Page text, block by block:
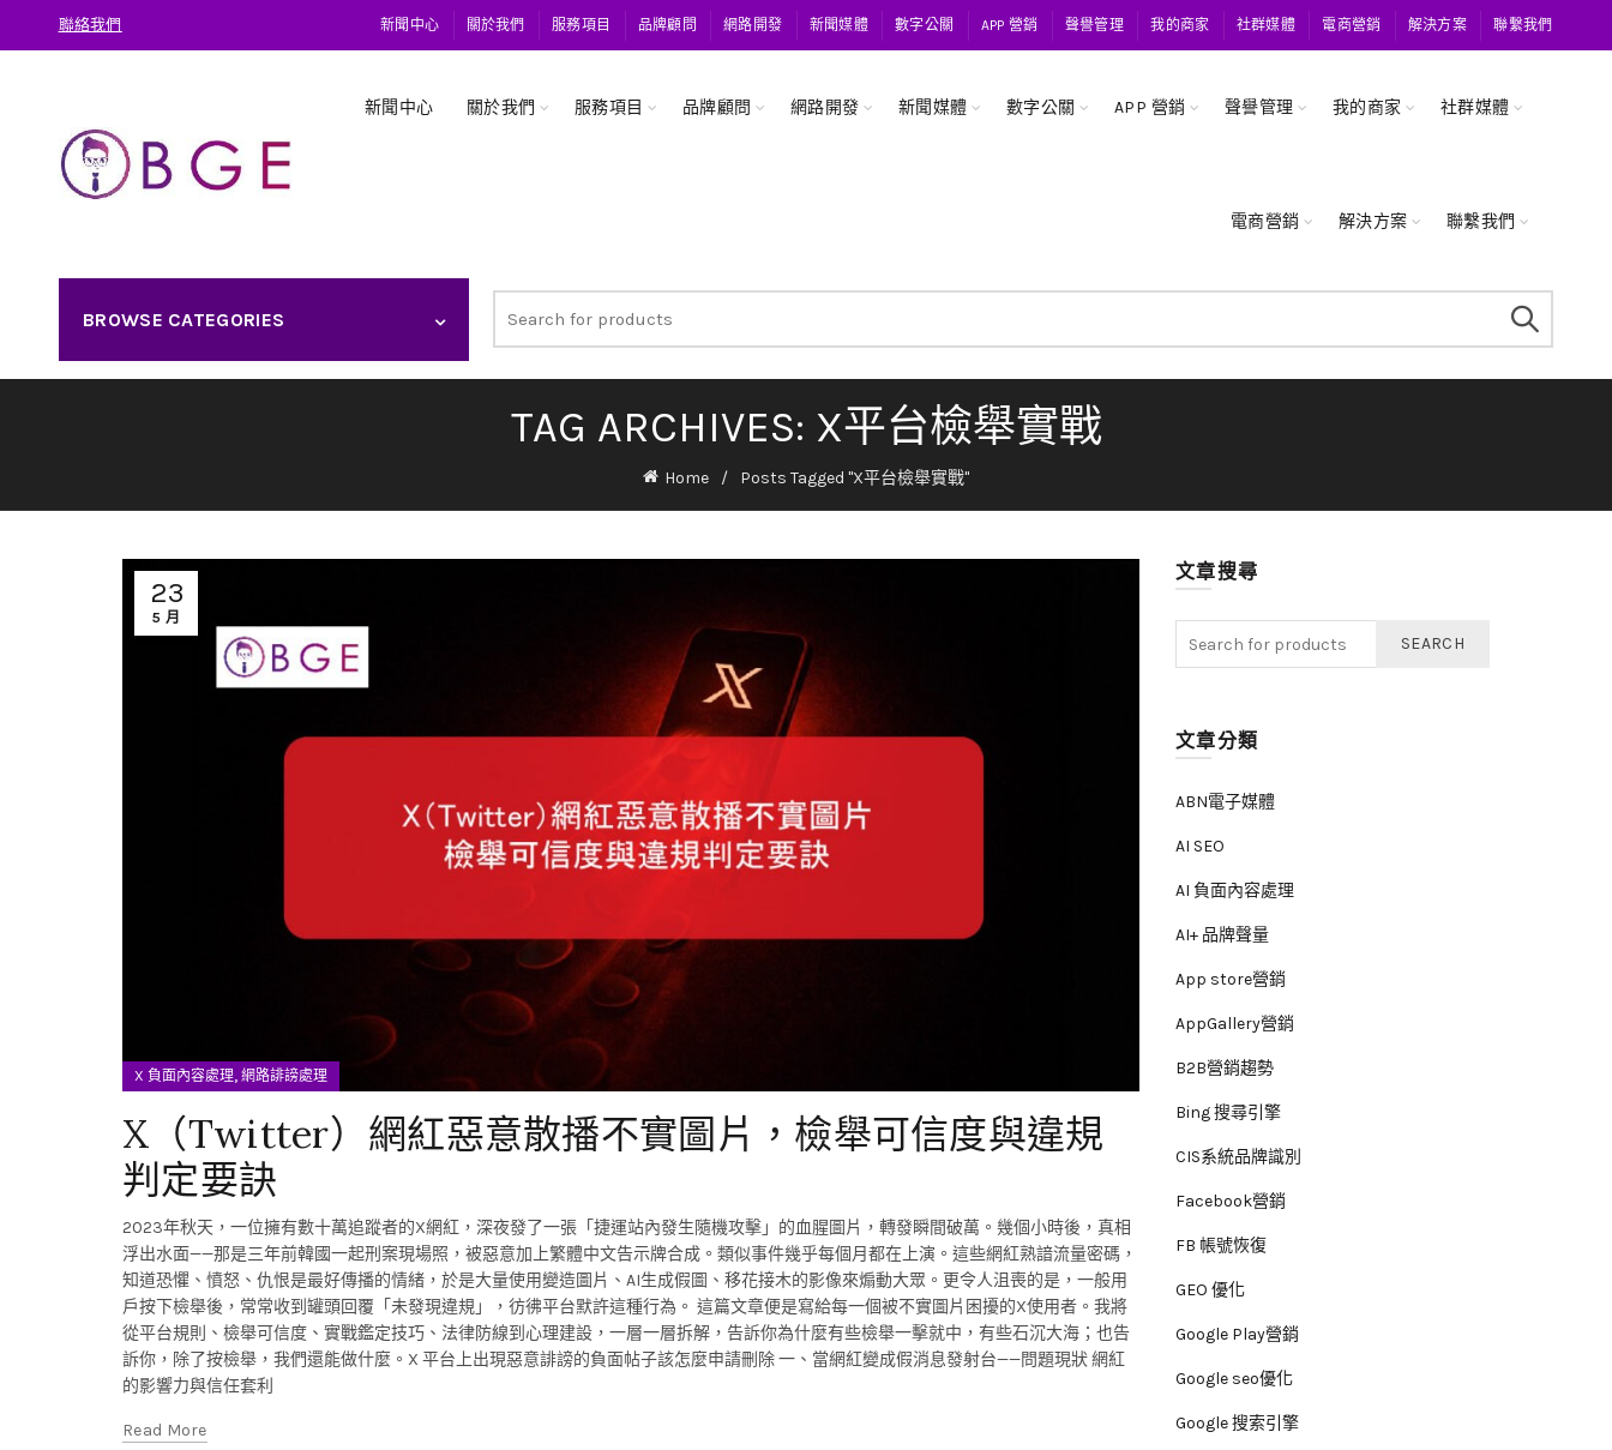
聯絡我們 新聞中心 關於我們 服務項目 品牌顧問 網路開發 新聞媒體 數字公關 APP 營銷 聲譽管理 我的商家 社群媒體 電商營銷 解決方案 聯繫我們
新聞中心 關於我們 服務項目 品牌顧問 網路開發 新聞媒體 數字公關 APP 營銷 聲譽管理 我的商家 社群媒體
電商營銷 解決方案 聯繫我們
BROWSE CATEGORIES
for:
TAG ARCHIVES: X平台檢舉實戰
Home Posts Tagged "X平台檢舉實戰"
23
5 月
X 負面內容處理, 網路誹謗處理
X（Twitter）網紅惡意散播不實圖片，檢舉可信度與違規
判定要訣
2023年秋天，一位擁有數十萬追蹤者的X網紅，深夜發了一張「捷運站內發生隨機攻擊」的血腥圖片，轉發瞬間破萬。幾個小時後，真相
浮出水面——那是三年前韓國一起刑案現場照，被惡意加上繁體中文告示牌合成。類似事件幾乎每個月都在上演。這些網紅熟諳流量密碼，
知道恐懼、憤怒、仇恨是最好傳播的情緒，於是大量使用變造圖片、AI生成假圖、移花接木的影像來煽動大眾。更令人沮喪的是，一般用
戶按下檢舉後，常常收到罐頭回覆「未發現違規」，彷彿平台默許這種行為。 這篇文章便是寫給每一個被不實圖片困擾的X使用者。我將
從平台規則、檢舉可信度、實戰鑑定技巧、法律防線到心理建設，一層一層拆解，告訴你為什麼有些檢舉一擊就中，有些石沉大海；也告
訴你，除了按檢舉，我們還能做什麼。X 平台上出現惡意誹謗的負面帖子該怎麼申請刪除 一、當網紅變成假消息發射台——問題現狀 網紅
的影響力與信任套利
Read More
文章搜尋
SEARCH
文章分類
ABN電子媒體
AI SEO
AI 負面內容處理
AI+ 品牌聲量
App store營銷
AppGallery營銷
B2B營銷趨勢
Bing 搜尋引擎
CIS系統品牌識別
Facebook營銷
FB 帳號恢復
GEO 優化
Google Play營銷
Google seo優化
Google 搜索引擎